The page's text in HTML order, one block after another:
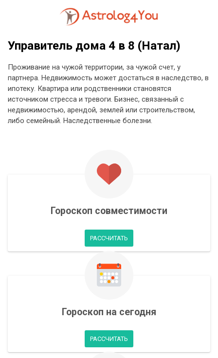
Управитель дома 4 в 8 (Натал)
Проживание на чужой территории, за чужой счет, у
партнера. Недвижимость может достаться в наследство, в
ипотеку. Квартира или родственники становятся
источником стресса и тревоги. Бизнес, связанный с
недвижимостью, арендой, землей или строительством,
либо семейный. Наследственные болезни.
Гороскоп совместимости
РАССЧИТАТЬ
Гороскоп на сегодня
РАССЧИТАТЬ